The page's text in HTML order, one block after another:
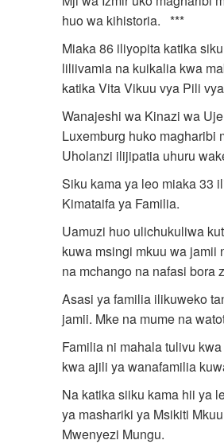
huo wa kihistoria. ***
Miaka 86 iliyopita katika
liliivamia na kuikalia kwa
katika Vita Vikuu vya Pili
Wanajeshi wa Kinazi wa
Luxemburg huko magharibi
Uholanzi ilijipatia uhuru
Siku kama ya leo miaka 33
Kimataifa ya Familia.
Uamuzi huo ulichukuliwa
kuwa msingi mkuu wa jamii
na mchango na nafasi bora
Asasi ya familia ilikuweko
jamii. Mke na mume na
Familia ni mahala tulivu
kwa ajili ya wanafamilia
Na katika siiku kama hii ya
ya mashariki ya Msikiti
Mwenyezi Mungu.